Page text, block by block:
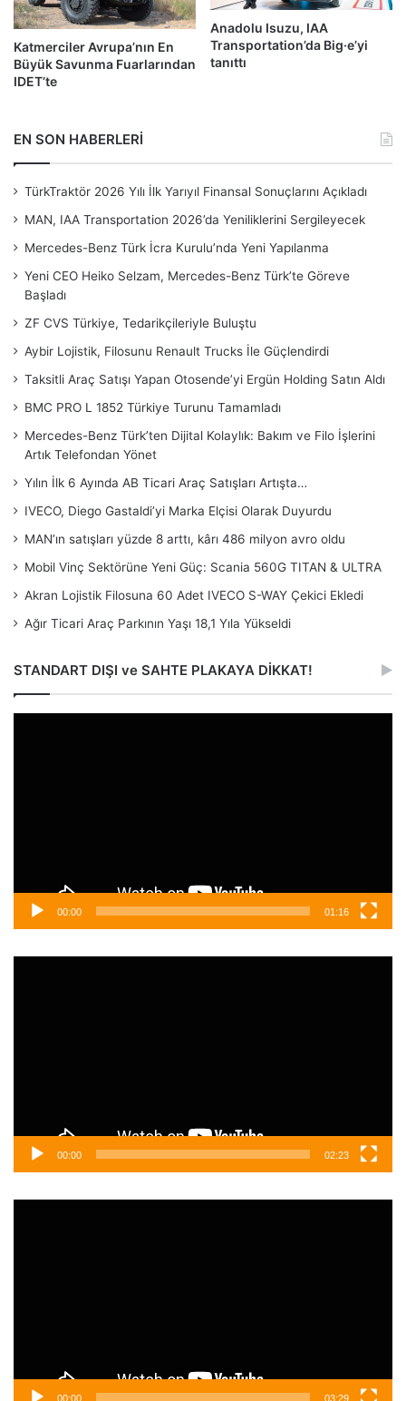
Katmerciler Avrupa’nın En
Büyük Savunma Fuarlarından
IDET’te
Anadolu Isuzu, IAA
Transportation’da Big·e’yi
tanıttı
EN SON HABERLERİ
TürkTraktör 2026 Yılı İlk Yarıyıl Finansal Sonuçlarını Açıkladı
MAN, IAA Transportation 2026’da Yeniliklerini Sergileyecek
Mercedes-Benz Türk İcra Kurulu’nda Yeni Yapılanma
Yeni CEO Heiko Selzam, Mercedes-Benz Türk’te Göreve
Başladı
ZF CVS Türkiye, Tedarikçileriyle Buluştu
Aybir Lojistik, Filosunu Renault Trucks İle Güçlendirdi
Taksitli Araç Satışı Yapan Otosende’yi Ergün Holding Satın Aldı
BMC PRO L 1852 Türkiye Turunu Tamamladı
Mercedes-Benz Türk’ten Dijital Kolaylık: Bakım ve Filo İşlerini
Artık Telefondan Yönet
Yılın İlk 6 Ayında AB Ticari Araç Satışları Artışta…
IVECO, Diego Gastaldi’yi Marka Elçisi Olarak Duyurdu
MAN’ın satışları yüzde 8 arttı, kârı 486 milyon avro oldu
Mobil Vinç Sektörüne Yeni Güç: Scania 560G TITAN & ULTRA
Akran Lojistik Filosuna 60 Adet IVECO S-WAY Çekici Ekledi
Ağır Ticari Araç Parkının Yaşı 18,1 Yıla Yükseldi
STANDART DIŞI ve SAHTE PLAKAYA DİKKAT!
00:00 01:16
00:00 02:23
00:00 03:29